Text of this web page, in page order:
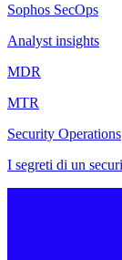
Sophos SecOps
Analyst insights
MDR
MTR
Security Operations
I segreti di un